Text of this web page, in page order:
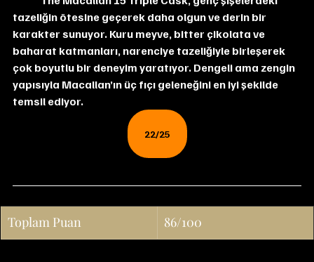
tazeliğin ötesine geçerek daha olgun ve derin bir
karakter sunuyor. Kuru meyve, bitter çikolata ve
baharat katmanları, narenciye tazeliğiyle birleşerek
çok boyutlu bir deneyim yaratıyor. Dengeli ama zengin
yapısıyla Macallan’ın üç fıçı geleneğini en iyi şekilde
temsil ediyor.
22/25
Toplam Puan 86/100